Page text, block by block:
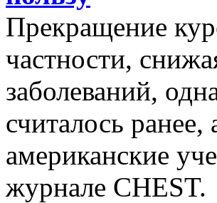
Прекращение
частности,
заболеваний,
считалось
американские
журнале CHEST.